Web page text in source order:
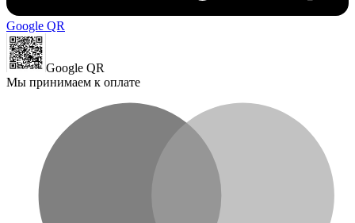
Google QR
Google QR
Мы принимаем к оплате